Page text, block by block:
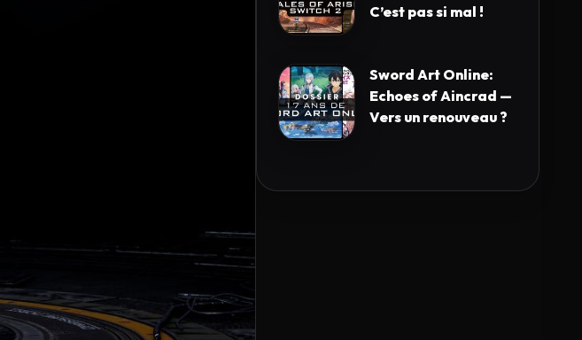
C’est pas si mal !
Sword Art Online:
Echoes of Aincrad —
Vers un renouveau ?